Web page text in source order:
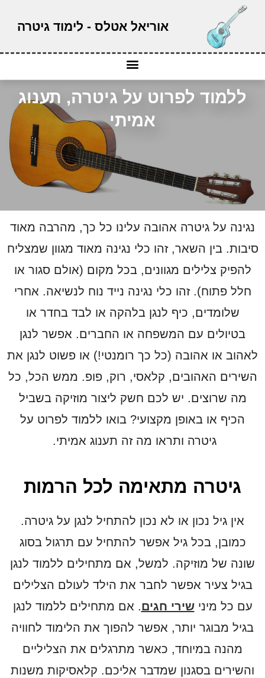
אוריאל אטלס - לימוד גיטרה
ללמוד לפרוט על גיטרה, תענוג
אמיתי
נגינה על גיטרה אהובה עלינו כל כך, מהרבה מאוד
סיבות. בין השאר, זהו כלי נגינה מאוד מגוון שמצליח
להפיק צלילים מגוונים, בכל מקום (אולם סגור או
חלל פתוח). זהו כלי נגינה נייד נוח לנשיאה. אחרי
שלומדים, כיף לנגן בלהקה או לבד בחדר או
בטיולים עם המשפחה או החברים. אפשר לנגן
לאהוב או אהובה (כל כך רומנטי!) או פשוט לנגן את
השירים האהובים, קלאסי, רוק, פופ. ממש הכל, כל
מה שרוצים. יש לכם חשק ליצור מוזיקה בשביל
הכיף או באופן מקצועי? בואו ללמוד לפרוט על
גיטרה ותראו מה זה תענוג אמיתי.
גיטרה מתאימה לכל הרמות
אין גיל נכון או לא נכון להתחיל לנגן על גיטרה.
כמובן, בכל גיל אפשר להתחיל עם תרגול בסוג
שונה של מוזיקה. למשל, אם מתחילים ללמוד לנגן
בגיל צעיר אפשר לחבר את הילד לעולם הצלילים
עם כל מינישירי חגים. אם מתחילים ללמוד לנגן
בגיל מבוגר יותר, אפשר להפוך את הלימוד לחוויה
מהנה במיוחד, כאשר מתרגלים את הצליליים
והשירים בסגנון שמדבר אליכם. קלאסיקות משנות